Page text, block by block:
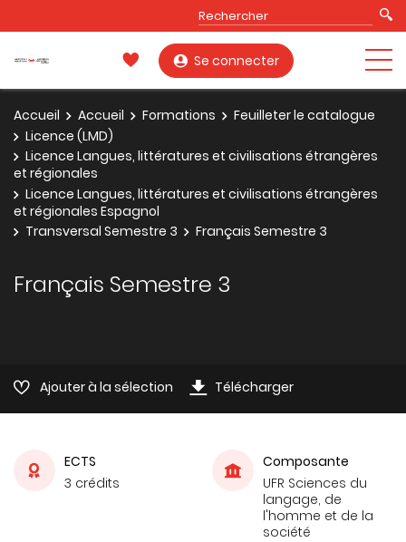
Se connecter
Accueil Accueil Formations
Feuilleter le catalogue
Licence (LMD)
Licence Langues, littératures et civilisations étrangères
et régionales
Licence Langues, littératures et civilisations étrangères
et régionales Espagnol
Transversal Semestre 3
Français Semestre 3
Français Semestre 3
Ajouter à la sélection Télécharger
ECTS
3 crédits
Composante
UFR Sciences du
langage, de
l'homme et de la
société